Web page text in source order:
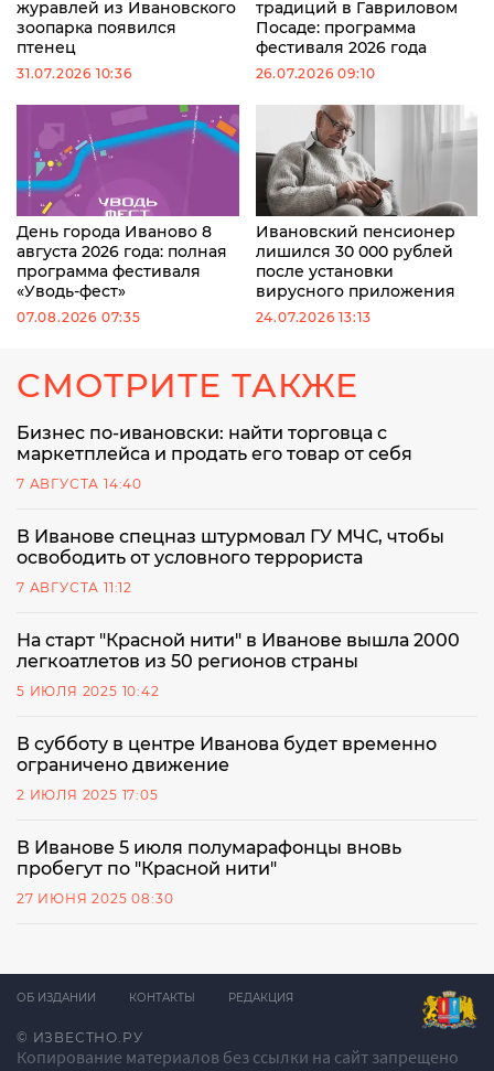
журавлей из Ивановского
зоопарка появился
птенец
31.07.2026 10:36
традиций в Гавриловом
Посаде: программа
фестиваля 2026 года
26.07.2026 09:10
День города Иваново 8
августа 2026 года: полная
программа фестиваля
«Уводь-фест»
07.08.2026 07:35
Ивановский пенсионер
лишился 30 000 рублей
после установки
вирусного приложения
24.07.2026 13:13
СМОТРИТЕ ТАКЖЕ
Бизнес по-ивановски: найти торговца с
маркетплейса и продать его товар от себя
7 АВГУСТА 14:40
В Иванове спецназ штурмовал ГУ МЧС, чтобы
освободить от условного террориста
7 АВГУСТА 11:12
На старт "Красной нити" в Иванове вышла 2000
легкоатлетов из 50 регионов страны
5 ИЮЛЯ 2025 10:42
В субботу в центре Иванова будет временно
ограничено движение
2 ИЮЛЯ 2025 17:05
В Иванове 5 июля полумарафонцы вновь
пробегут по "Красной нити"
27 ИЮНЯ 2025 08:30
© ИЗВЕСТНО.РУ
Копирование материалов без ссылки на сайт запрещено
ОБ ИЗДАНИИ КОНТАКТЫ РЕДАКЦИЯ